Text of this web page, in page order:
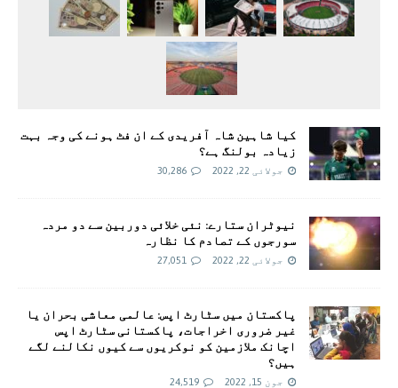
کیا شاہین شاہ آفریدی کے ان فٹ ہونے کی وجہ بہت
زیادہ بولنگ ہے؟
جولائی 22, 2022 30,286
نیوٹران ستارے: نئی خلائی دوربین سے دو مردہ
سورجوں کے تصادم کا نظارہ
جولائی 22, 2022 27,051
پاکستان میں سٹارٹ اپس: عالمی معاشی بحران یا
غیر ضروری اخراجات، پاکستانی سٹارٹ اپس
اچانک ملازمین کو نوکریوں سے کیوں نکالنے لگے
ہیں؟
جون 15, 2022 24,519